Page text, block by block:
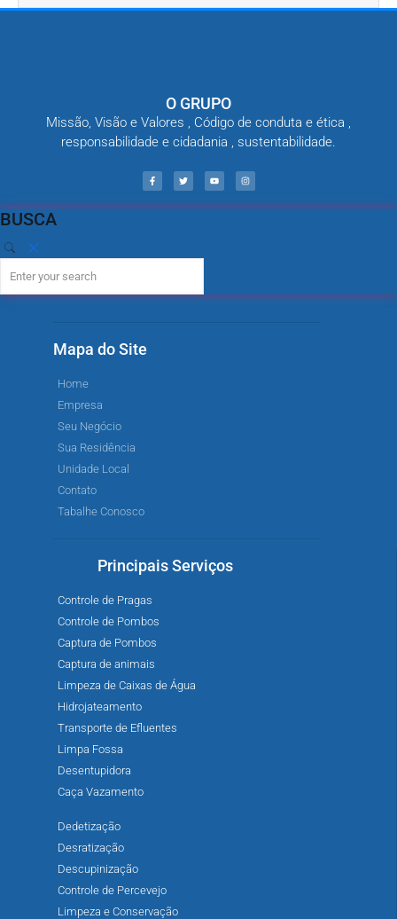
O GRUPO
Missão, Visão e Valores , Código de conduta e ética ,
responsabilidade e cidadania , sustentabilidade.
BUSCA
Mapa do Site
Home
Empresa
Seu Negócio
Sua Residência
Unidade Local
Contato
Tabalhe Conosco
Principais Serviços
Controle de Pragas
Controle de Pombos
Captura de Pombos
Captura de animais
Limpeza de Caixas de Água
Hidrojateamento
Transporte de Efluentes
Limpa Fossa
Desentupidora
Caça Vazamento
Dedetização
Desratização
Descupinização
Controle de Percevejo
Limpeza e Conservação